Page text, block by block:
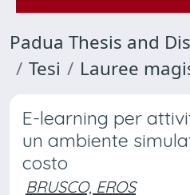
Padua Thesis and
Tesi
Lauree
E-learning per
un ambiente
costo
BRUSCO, EROS